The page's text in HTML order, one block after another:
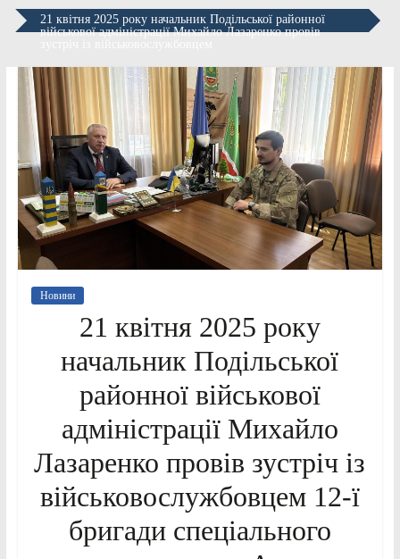
21 квітня 2025 року начальник Подільської районної
військової адміністрації Михайло Лазаренко провів
Новини
21 квітня 2025 року
начальник Подільської
районної військової
адміністрації Михайло
Лазаренко провів зустріч із
військовослужбовцем 12-ї
бригади спеціального